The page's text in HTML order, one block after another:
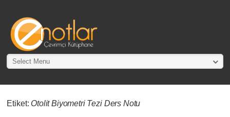
Select Menu
Etiket: Otolit Biyometri Tezi Ders Notu